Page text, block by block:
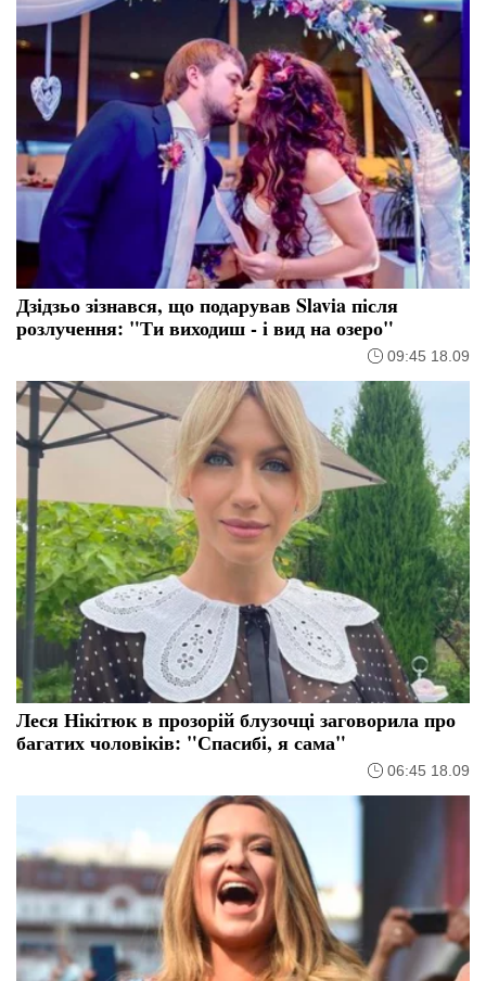
Дзідзьо зізнався, що подарував Slavia після
розлучення: "Ти виходиш - і вид на озеро"
09:45 18.09
Леся Нікітюк в прозорій блузочці заговорила про
багатих чоловіків: "Спасибі, я сама"
06:45 18.09